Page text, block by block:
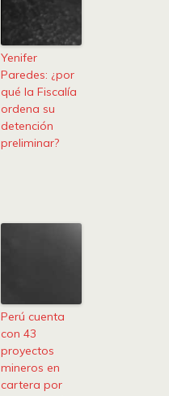
Yenifer
Paredes: ¿por
qué la Fiscalía
ordena su
detención
preliminar?
Perú cuenta
con 43
proyectos
mineros en
cartera por